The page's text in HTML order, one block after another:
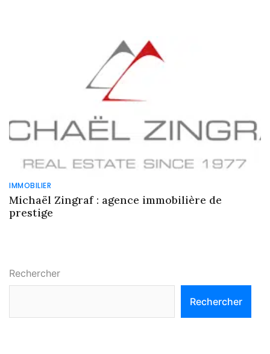
IMMOBILIER
Michaël Zingraf : agence immobilière de
prestige
Rechercher
Rechercher